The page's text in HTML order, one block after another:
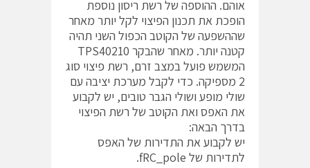
אוהם. ההוספה של רשת ריסון נוספת
הופכת את תכנון הפיצוי לקל יותר מאחר
שההשפעה של הקוטב הכפול השני תהיה
קטנה יותר. מאחר שהבקר TPS40210
המשמש פועל במצב זרם, רשת פיצוי סוג
2 מספיקה. כדי לקבל מערכת יציבה עם
שולי מופע ושולי הגבר טובים, יש לקבוע
את האפס ואת הקוטב של רשת הפיצוי
בדרך הבאה:
יש לקבוע את התדירות של האפס
לתדירות של fRC_pole.